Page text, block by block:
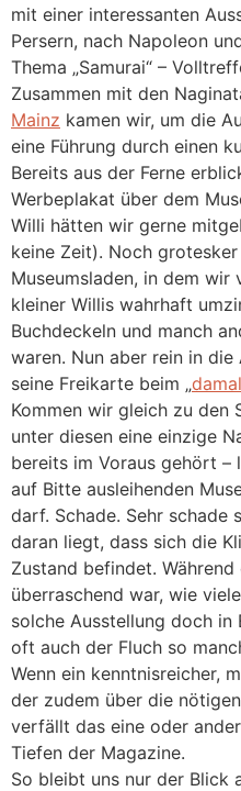
mit einer interessanten
Persern, nach Napoleon
Thema „Samurai“ –
Zusammen mit den
Mainz kamen wir, um die
eine Führung durch einen
Bereits aus der Ferne
Werbeplakat über dem
Willi hätten wir gerne
keine Zeit). Noch
Museumsladen, in dem wir
kleiner Willis wahrhaft
Buchdeckeln und manch
waren. Nun aber rein in
seine Freikarte beim „
Kommen wir gleich zu den
unter diesen eine einzige
bereits im Voraus gehört –
auf Bitte ausleihenden
darf. Schade. Sehr schade
daran liegt, dass sich die
Zustand befindet.
überraschend war, wie
solche Ausstellung doch in
oft auch der Fluch so
Wenn ein kenntnisreicher,
der zudem über die
verfällt das eine oder
Tiefen der Magazine.
So bleibt uns nur der Blick